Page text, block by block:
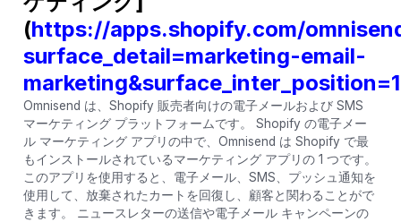
(https://apps.shopify.com/
surface_detail=marketing-email-
Omnisend は、Shopify 販売者向けの電子メールおよび SMS
マーケティング プラットフォームです。 Shopify の電子メー
ル マーケティング アプリの中で、Omnisend は Shopify で最
もインストールされているマーケティング アプリの 1 つです。
このアプリを使用すると、電子メール、SMS、プッシュ通知を
使用して、放棄されたカートを回復し、顧客と関わることがで
きます。 ニュースレターの送信や電子メール キャンペーンの